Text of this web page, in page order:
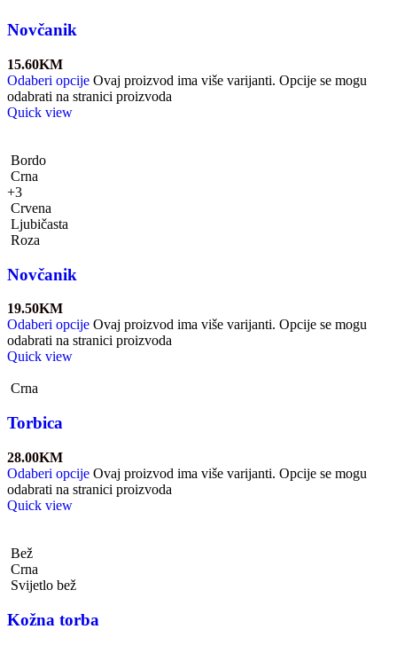
Novčanik
15.60KM
Odaberi opcije Ovaj proizvod ima više varijanti. Opcije se mogu
odabrati na stranici proizvoda
Quick view
Bordo
Crna
+3
Crvena
Ljubičasta
Roza
Novčanik
19.50KM
Odaberi opcije Ovaj proizvod ima više varijanti. Opcije se mogu
odabrati na stranici proizvoda
Quick view
Crna
Torbica
28.00KM
Odaberi opcije Ovaj proizvod ima više varijanti. Opcije se mogu
odabrati na stranici proizvoda
Quick view
Bež
Crna
Svijetlo bež
Kožna torba